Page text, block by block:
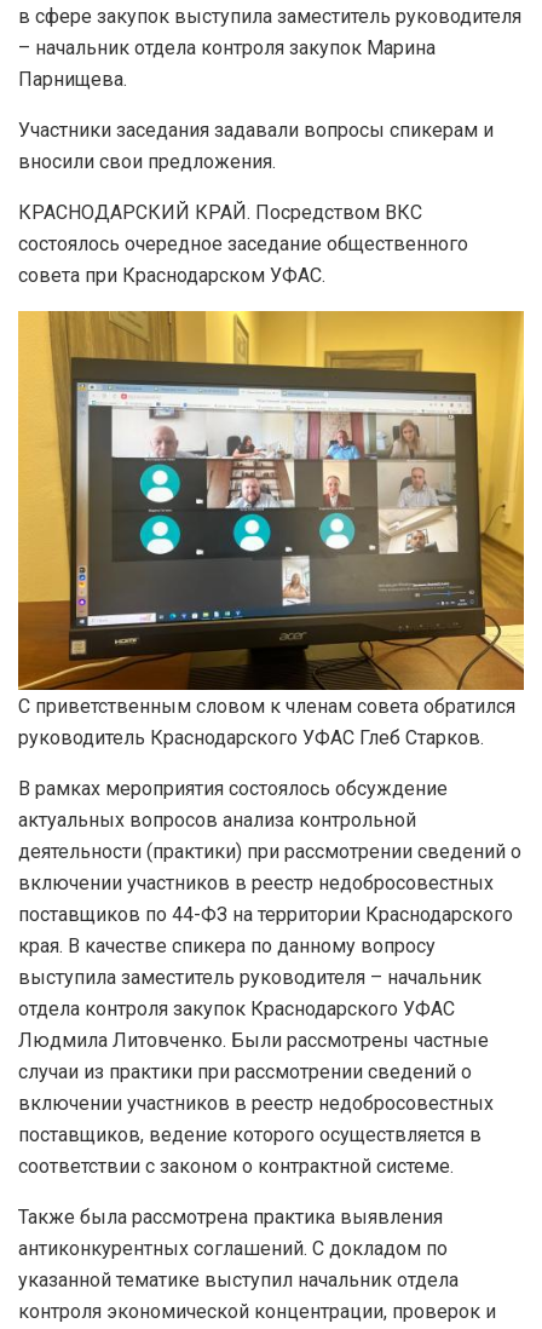
в сфере закупок выступила заместитель руководителя
– начальник отдела контроля закупок Марина
Парнищева.
Участники заседания задавали вопросы спикерам и
вносили свои предложения.
КРАСНОДАРСКИЙ КРАЙ. Посредством ВКС
состоялось очередное заседание общественного
совета при Краснодарском УФАС.
С приветственным словом к членам совета обратился
руководитель Краснодарского УФАС Глеб Старков.
В рамках мероприятия состоялось обсуждение
актуальных вопросов анализа контрольной
деятельности (практики) при рассмотрении сведений о
включении участников в реестр недобросовестных
поставщиков по 44-ФЗ на территории Краснодарского
края. В качестве спикера по данному вопросу
выступила заместитель руководителя – начальник
отдела контроля закупок Краснодарского УФАС
Людмила Литовченко. Были рассмотрены частные
случаи из практики при рассмотрении сведений о
включении участников в реестр недобросовестных
поставщиков, ведение которого осуществляется в
соответствии с законом о контрактной системе.
Также была рассмотрена практика выявления
антиконкурентных соглашений. С докладом по
указанной тематике выступил начальник отдела
контроля экономической концентрации, проверок и